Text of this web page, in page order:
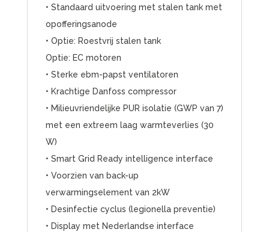
• Standaard uitvoering met stalen tank met
opofferingsanode
• Optie: Roestvrij stalen tank
Optie: EC motoren
• Sterke ebm-papst ventilatoren
• Krachtige Danfoss compressor
• Milieuvriendelijke PUR isolatie (GWP van 7)
met een extreem laag warmteverlies (30
W)
• Smart Grid Ready intelligence interface
• Voorzien van back-up
verwarmingselement van 2kW
• Desinfectie cyclus (legionella preventie)
• Display met Nederlandse interface